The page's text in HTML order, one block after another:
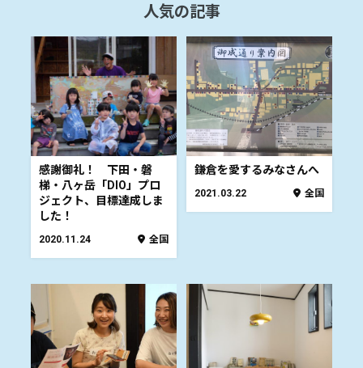
人気の記事
感謝御礼！ 下田・磐
梯・八ヶ岳「DIO」プロ
ジェクト、目標達成しま
した！
2020.11.24 全国
鎌倉を愛するみなさんへ
2021.03.22 全国